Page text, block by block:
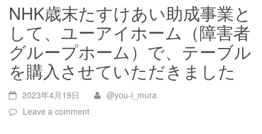
NHK歳末たすけあい助成事業と
して、ユーアイホーム（障害者
グループホーム）で、テーブル
を購入させていただきました
2023年4月19日
@you-i_mura
Leave a comment